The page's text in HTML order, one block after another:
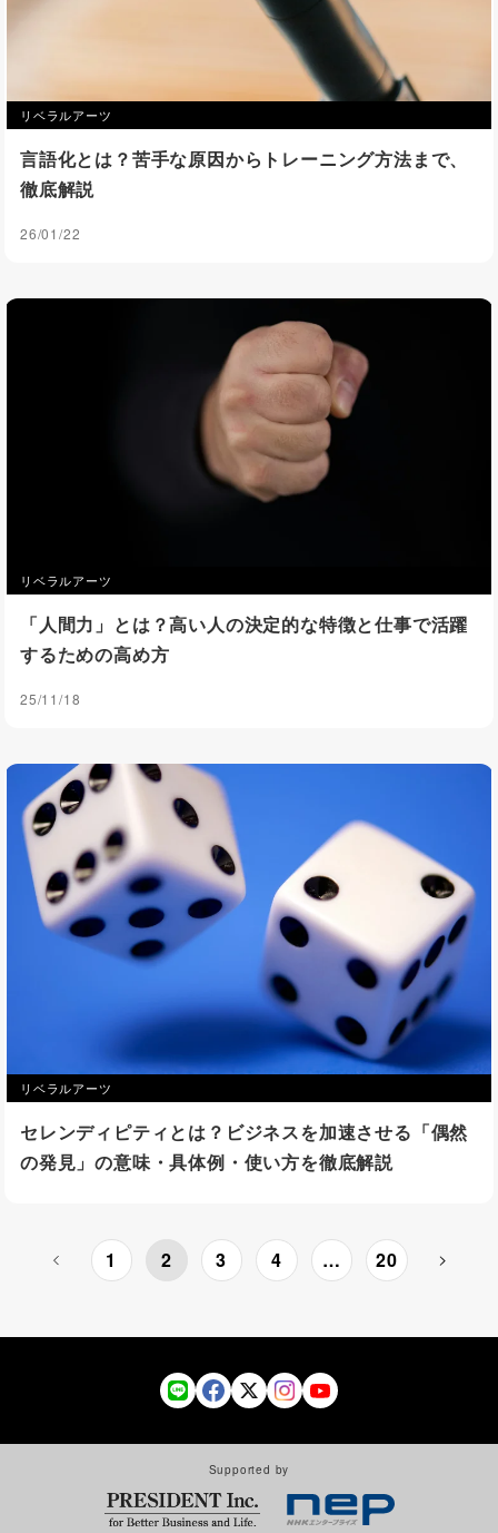
リベラルアーツ
言語化とは？苦手な原因からトレーニング方法まで、
徹底解説
26/01/22
リベラルアーツ
「人間力」とは？高い人の決定的な特徴と仕事で活躍
するための高め方
25/11/18
リベラルアーツ
セレンディピティとは？ビジネスを加速させる「偶然
の発見」の意味・具体例・使い方を徹底解説
1 2 3 4 … 20
Supported by